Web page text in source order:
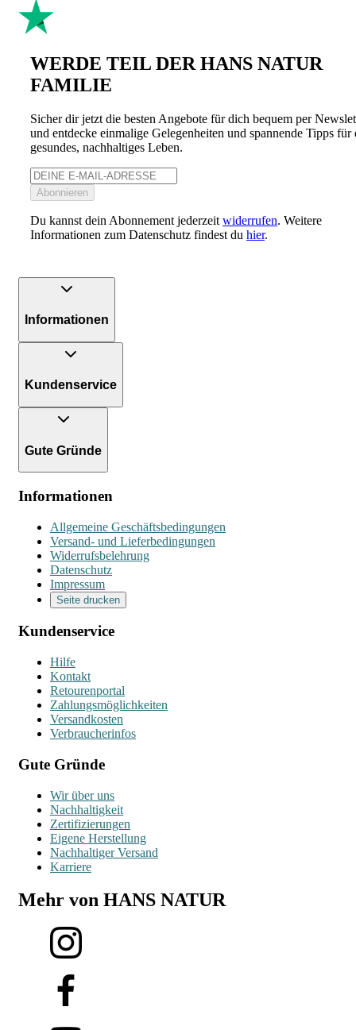
WERDE TEIL DER HANS NATUR
FAMILIE
Sicher dir jetzt die besten Angebote für dich bequem per
und entdecke einmalige Gelegenheiten und spannende Tipps für
gesundes, nachhaltiges Leben.
Abonnieren
Du kannst dein Abonnement jederzeit widerrufen. Weitere
Informationen zum Datenschutz findest du hier.
Informationen
Kundenservice
Gute Gründe
Informationen
Allgemeine Geschäftsbedingungen
Versand- und Lieferbedingungen
Widerrufsbelehrung
Datenschutz
Impressum
Seite drucken
Kundenservice
Hilfe
Kontakt
Retourenportal
Zahlungsmöglichkeiten
Versandkosten
Verbraucherinfos
Gute Gründe
Wir über uns
Nachhaltigkeit
Zertifizierungen
Eigene Herstellung
Nachhaltiger Versand
Karriere
Mehr von HANS NATUR